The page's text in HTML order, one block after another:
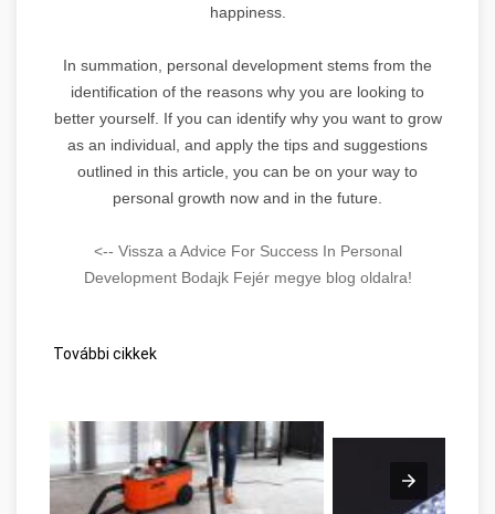
happiness.
In summation, personal development stems from the
identification of the reasons why you are looking to
better yourself. If you can identify why you want to grow
as an individual, and apply the tips and suggestions
outlined in this article, you can be on your way to
personal growth now and in the future.
<-- Vissza a Advice For Success In Personal
Development Bodajk Fejér megye blog oldalra!
További cikkek